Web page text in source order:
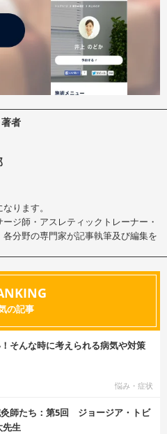
著者
ります。
ジ師・アスレティックトレーナー・
分野の専門家が記事執筆及び編集を
の記事
そんな時に考えられる病気や対策
悩み・症状
師たち：第5回 ジョージア・トビ
生